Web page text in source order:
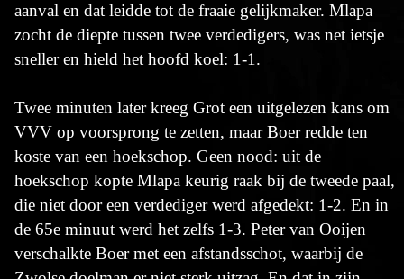
aanval en dat leidde tot de fraaie gelijkmaker. Mlapa
zocht de diepte tussen twee verdedigers, was net ietsje
sneller en hield het hoofd koel: 1-1.
Twee minuten later kreeg Grot een uitgelezen kans om
VVV op voorsprong te zetten, maar Boer redde ten
koste van een hoekschop. Geen nood: uit de
hoekschop kopte Mlapa keurig raak bij de tweede paal,
die niet door een verdediger werd afgedekt: 1-2. En in
de 65e minuut werd het zelfs 1-3. Peter van Ooijen
verschalkte Boer met een afstandsschot, waarbij de